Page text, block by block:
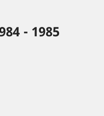
- 1985